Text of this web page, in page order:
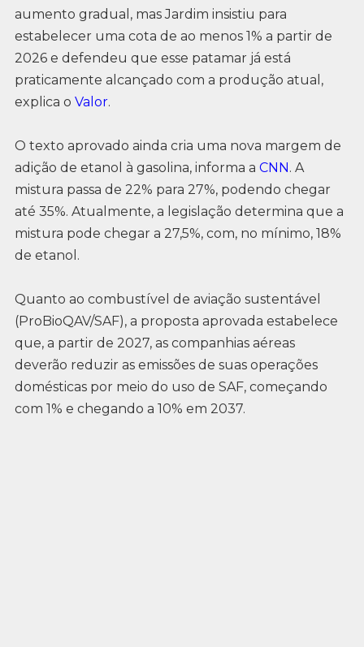
aumento gradual, mas Jardim insistiu para
estabelecer uma cota de ao menos 1% a partir de
2026 e defendeu que esse patamar já está
praticamente alcançado com a produção atual,
explica o Valor.
O texto aprovado ainda cria uma nova margem de
adição de etanol à gasolina, informa a CNN. A
mistura passa de 22% para 27%, podendo chegar
até 35%. Atualmente, a legislação determina que a
mistura pode chegar a 27,5%, com, no mínimo, 18%
de etanol.
Quanto ao combustível de aviação sustentável
(ProBioQAV/SAF), a proposta aprovada estabelece
que, a partir de 2027, as companhias aéreas
deverão reduzir as emissões de suas operações
domésticas por meio do uso de SAF, começando
com 1% e chegando a 10% em 2037.